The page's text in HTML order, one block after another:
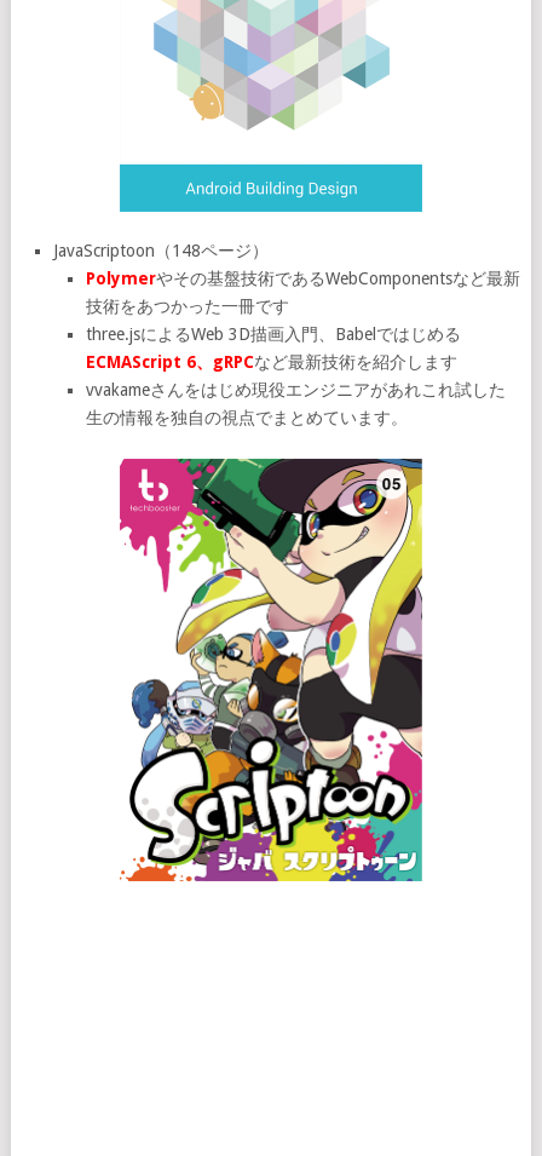
JavaScriptoon（148ページ）
Polymerやその基盤技術であるWebComponentsなど最新
技術をあつかった一冊です
three.jsによるWeb 3D描画入門、Babelではじめる
ECMAScript 6、gRPCなど最新技術を紹介します
vvakameさんをはじめ現役エンジニアがあれこれ試した
生の情報を独自の視点でまとめています。